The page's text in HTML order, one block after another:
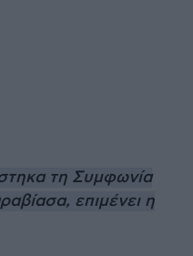
τη Συμφωνία
επιμένει η